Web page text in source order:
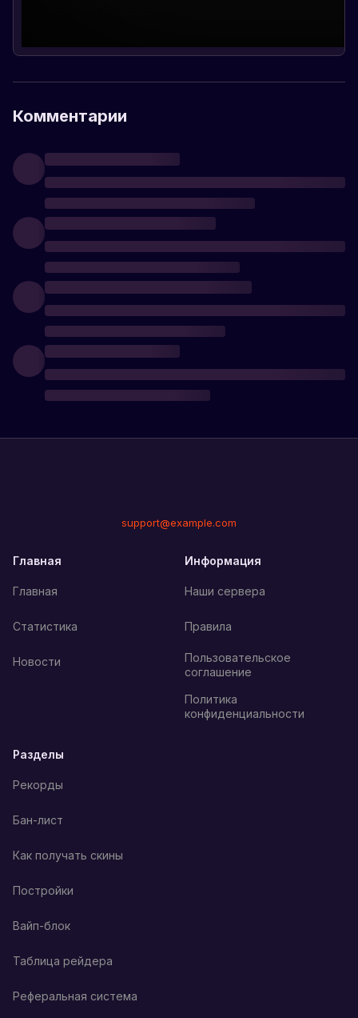
Комментарии
support@example.com
Главная
Главная
Статистика
Новости
Информация
Наши сервера
Правила
Пользовательское
соглашение
Политика
конфиденциальности
Разделы
Рекорды
Бан-лист
Как получать скины
Постройки
Вайп-блок
Таблица рейдера
Реферальная система